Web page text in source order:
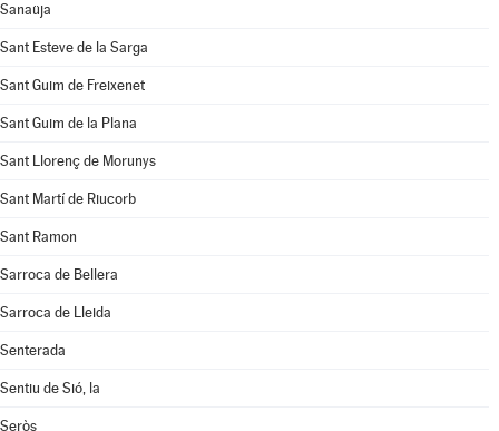
Sanaüja
Sant Esteve de la Sarga
Sant Guim de Freixenet
Sant Guim de la Plana
Sant Llorenç de Morunys
Sant Martí de Riucorb
Sant Ramon
Sarroca de Bellera
Sarroca de Lleida
Senterada
Sentiu de Sió, la
Seròs